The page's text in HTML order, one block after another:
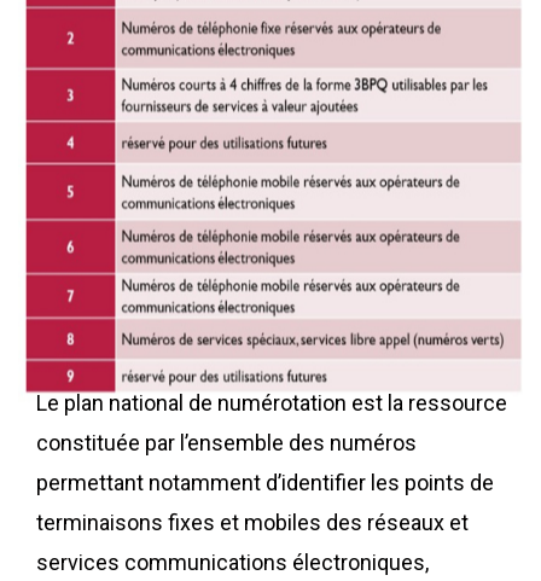
Le plan national de numérotation est la ressource
constituée par l’ensemble des numéros
permettant notamment d’identifier les points de
terminaisons fixes et mobiles des réseaux et
services communications électroniques,